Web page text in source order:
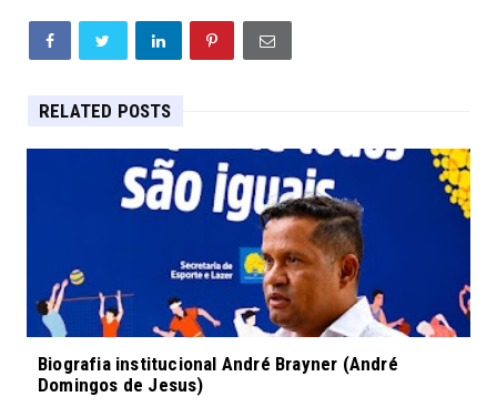
RELATED POSTS
Biografia institucional André Brayner (André
Domingos de Jesus)